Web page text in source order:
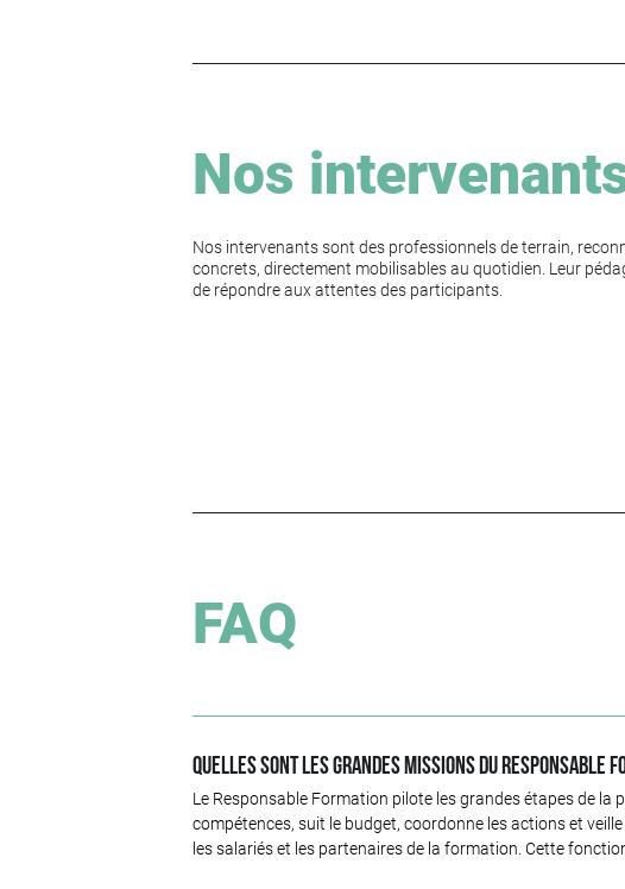
Nos
Nos intervenants sont des professionnels de terrain,
concrets, directement mobilisables au quotidien. Leur
de répondre aux attentes des participants.
FAQ
Quelles sont les grandes missions du Responsable
Le Responsable Formation pilote les grandes étapes de la
compétences, suit le budget, coordonne les actions et
les salariés et les partenaires de la formation. Cette